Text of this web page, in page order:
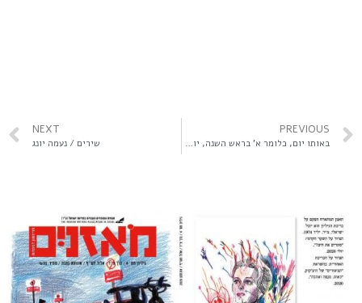
PREVIOUS
באותו יום, כלומר א' בראש השנה, יום שבא ודופק / חוה פנחס־כהן
NEXT
שירים / נעמה יונג